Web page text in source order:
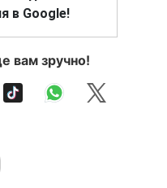
в Google!
вам зручно!